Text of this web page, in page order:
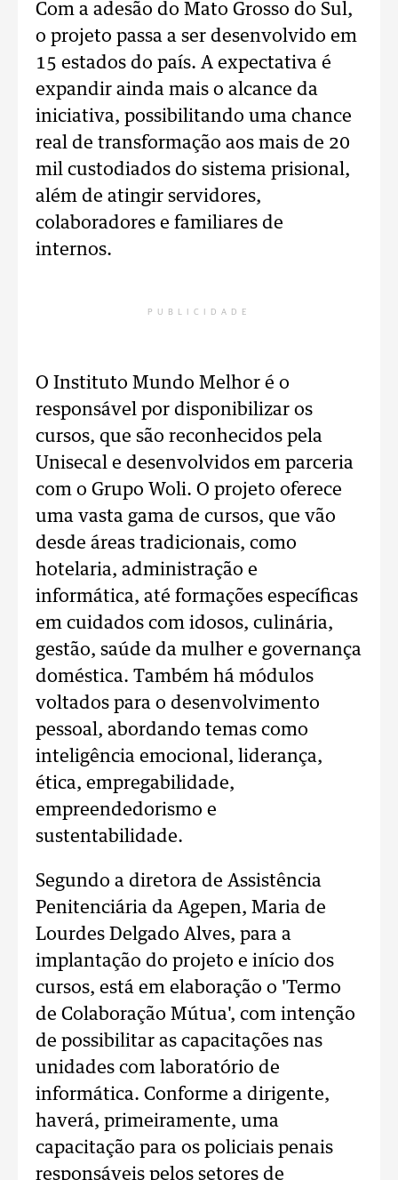
Com a adesão do Mato Grosso do Sul,
o projeto passa a ser desenvolvido em
15 estados do país. A expectativa é
expandir ainda mais o alcance da
iniciativa, possibilitando uma chance
real de transformação aos mais de 20
mil custodiados do sistema prisional,
além de atingir servidores,
colaboradores e familiares de
internos.
PUBLICIDADE
O Instituto Mundo Melhor é o
responsável por disponibilizar os
cursos, que são reconhecidos pela
Unisecal e desenvolvidos em parceria
com o Grupo Woli. O projeto oferece
uma vasta gama de cursos, que vão
desde áreas tradicionais, como
hotelaria, administração e
informática, até formações específicas
em cuidados com idosos, culinária,
gestão, saúde da mulher e governança
doméstica. Também há módulos
voltados para o desenvolvimento
pessoal, abordando temas como
inteligência emocional, liderança,
ética, empregabilidade,
empreendedorismo e
sustentabilidade.
Segundo a diretora de Assistência
Penitenciária da Agepen, Maria de
Lourdes Delgado Alves, para a
implantação do projeto e início dos
cursos, está em elaboração o 'Termo
de Colaboração Mútua', com intenção
de possibilitar as capacitações nas
unidades com laboratório de
informática. Conforme a dirigente,
haverá, primeiramente, uma
capacitação para os policiais penais
responsáveis pelos setores de